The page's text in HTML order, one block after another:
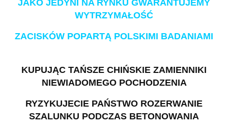
JAKO JEDYNI NA RYNKU GWARANTUJEMY
WYTRZYMAŁOŚĆ
ZACISKÓW POPARTĄ POLSKIMI BADANIAMI
KUPUJĄC TAŃSZE CHIŃSKIE ZAMIENNIKI
NIEWIADOMEGO POCHODZENIA
RYZYKUJECIE PAŃSTWO ROZERWANIE
SZALUNKU PODCZAS BETONOWANIA